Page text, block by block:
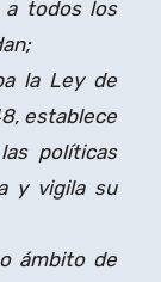
a todos los
la Ley de
establece
políticas
y vigila su
ámbito de